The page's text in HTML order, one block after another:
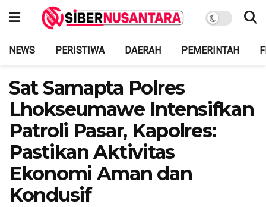
NEWS PERISTIWA DAERAH PEMERINTAH
Sat Samapta Polres
Lhokseumawe Intensifkan
Patroli Pasar, Kapolres:
Pastikan Aktivitas
Ekonomi Aman dan
Kondusif